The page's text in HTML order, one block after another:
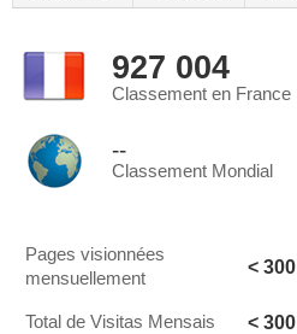
927 004
Classement en France
--
Classement Mondial
Pages visionnées
mensuellement
< 300
Total de Visitas Mensais < 300